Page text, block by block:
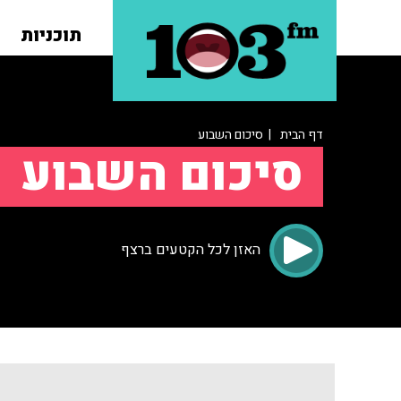
תוכניות
דף הבית | סיכום השבוע
סיכום השבוע
האזן לכל הקטעים ברצף